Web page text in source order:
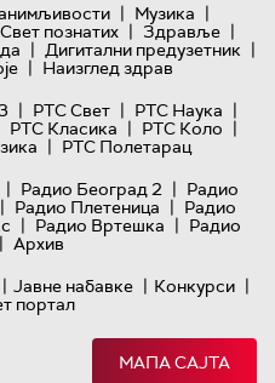
| Музика |
Свет познатих | Здравље |
| Дигитални предузетник |
| Наизглед здрав
| РТС Свет | РТС Наука |
РТС Класика | РТС Коло |
| РТС Полетарац
| Радио Београд 2 | Радио
| Радио Плетеница | Радио
| Радио Вртешка | Радио
| Архив
| Јавне набавке | Конкурси |
портал
МАПА САЈТА